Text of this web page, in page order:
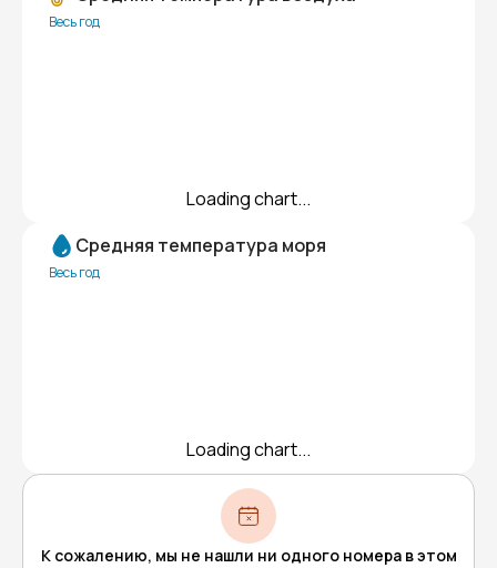
Весь год
Loading chart...
Средняя температура моря
Весь год
Loading chart...
К сожалению, мы не нашли ни одного номера в этом